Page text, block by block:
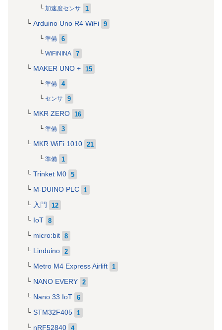
加速度センサ 1
Arduino Uno R4 WiFi 9
準備 6
WiFiNINA 7
MAKER UNO + 15
準備 4
センサ 9
MKR ZERO 16
準備 3
MKR WiFi 1010 21
準備 1
Trinket M0 5
M-DUINO PLC 1
入門 12
IoT 8
micro:bit 8
Linduino 2
Metro M4 Express Airlift 1
NANO EVERY 2
Nano 33 IoT 6
STM32F405 1
nRF52840 4